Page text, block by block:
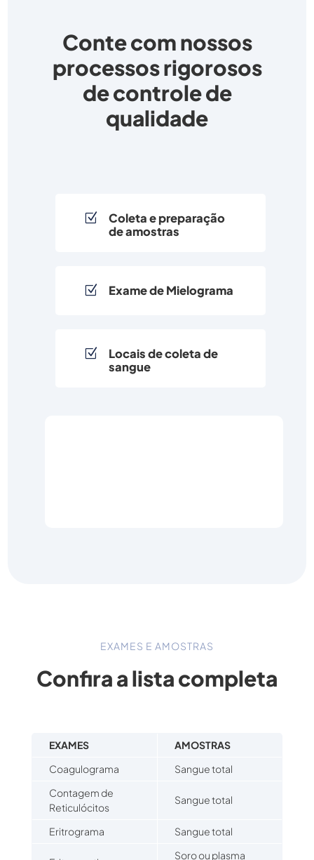
Conte com nossos
processos rigorosos
de controle de
qualidade
Z
Coleta e preparação
de amostras
Z Exame de Mielograma
Z
Locais de coleta de
sangue
EXAMES E AMOSTRAS
Confira a lista completa
EXAMES
AMOSTRAS
Coagulograma
Sangue total
Contagem de
Reticulócitos
Sangue total
Eritrograma Sangue total
Soro ou plasma